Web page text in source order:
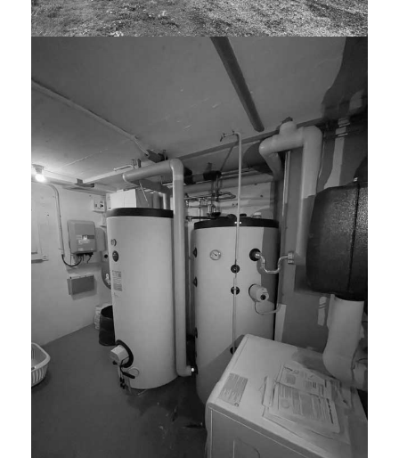
BAUEINGABE, HEIZUNGSERSATZ,
DEFH-HÄLFTE, STETTLEN